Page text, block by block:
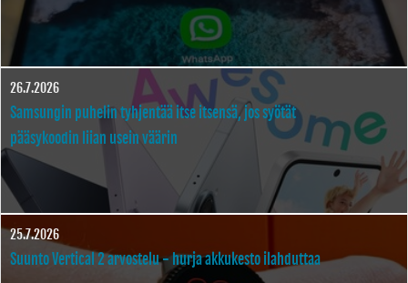
26.7.2026
Samsungin puhelin tyhjentää itse itsensä, jos syötät
pääsykoodin liian usein väärin
25.7.2026
Suunto Vertical 2 arvostelu - hurja akkukesto ilahduttaa